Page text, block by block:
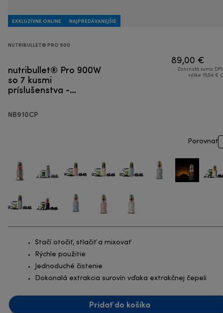
EXKLUZÍVNE ONLINE NAJPREDÁVANEJŠIE
NUTRIBULLET® PRO 900
nutribullet® Pro 900W
so 7 kusmi
príslušenstva -
NB910CP
89,00 €
Zahrnutá suma
výške 16,64 €
Porovnať
Stačí otočiť, stlačiť a mixovať
Rýchle použitie
Jednoduché čistenie
Dokonalá extrakcia surovín vďaka extrakčnej čepeli
Pridať do košíka